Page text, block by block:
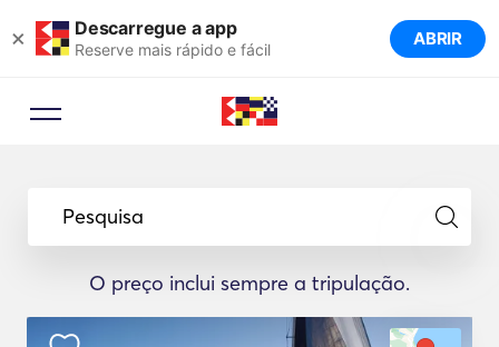
× Descarregue a app
Reserve mais rápido e fácil ABRIR
Pesquisa
O preço inclui sempre a tripulação.